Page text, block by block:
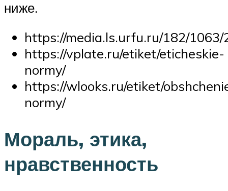
ниже.
https://media.ls.urfu.ru/182/1063/
https://vplate.ru/etiket/eticheskie-
normy/
https://wlooks.ru/etiket/
normy/
Мораль, этика,
нравственность